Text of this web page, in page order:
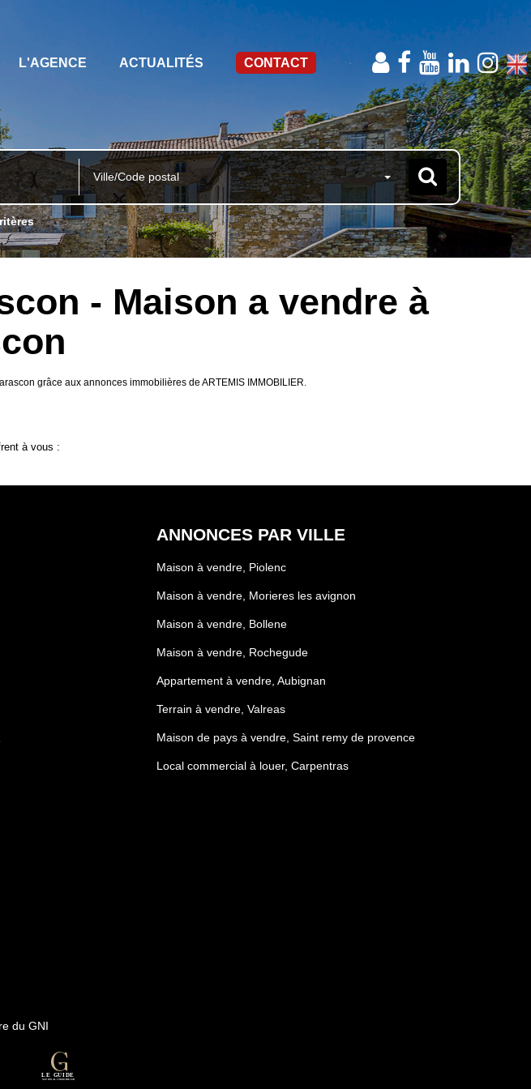
L'AGENCE ACTUALITÉS CONTACT
Ville/Code postal
- Maison a vendre à
grâce aux annonces immobilières de ARTEMIS IMMOBILIER.
à vous :
du GNI
ANNONCES PAR VILLE
Maison à vendre, Piolenc
Maison à vendre, Morieres les avignon
Maison à vendre, Bollene
Maison à vendre, Rochegude
Appartement à vendre, Aubignan
Terrain à vendre, Valreas
Maison de pays à vendre, Saint remy de provence
Local commercial à louer, Carpentras